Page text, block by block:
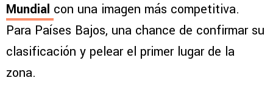
Mundial con una imagen más competitiva.
Para Países Bajos, una chance de confirmar su
clasificación y pelear el primer lugar de la
zona.